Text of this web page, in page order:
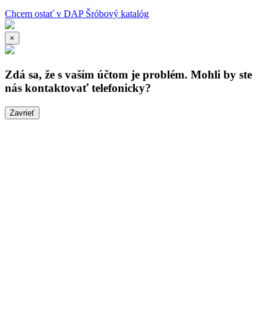
Chcem ostať v DAP Šróbový katalóg
×
Zdá sa, že s vaším účtom je problém. Mohli by ste
nás kontaktovať telefonicky?
Zavrieť